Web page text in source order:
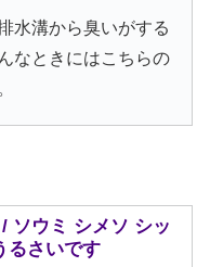
水溝から臭いがする
なときにはこちらの
ソウミ シメソ シッ
るさいです